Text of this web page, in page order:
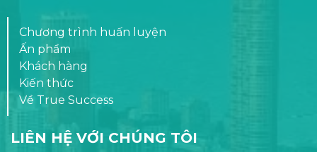
Chương trình huấn luyện
Ấn phẩm
Khách hàng
Kiến thức
Về True Success
LIÊN HỆ VỚI CHÚNG TÔI